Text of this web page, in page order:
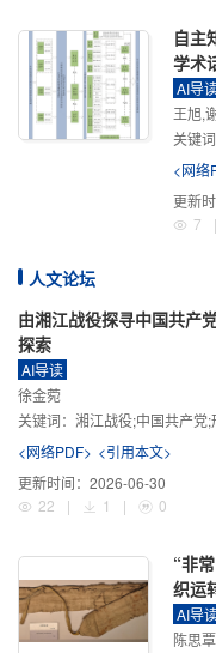
自主
学术
AI导
王旭,
关键词
<网络
更新时
7
|
人文论坛
由湘江战役探寻中国共
探索
AI导读
徐金菀
关键词： 湘江战役;中国共产党
<网络PDF> <引用本文>
更新时间： 2026-06-30
22
| 1 | 0
“非
织运
AI导
陈思覃